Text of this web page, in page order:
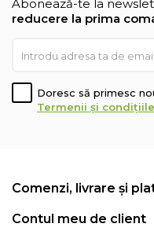
Abonează-te la
reducere la prima
Doresc să primesc
Termenii și condițiile
Comenzi, livrare și
Contul meu de client